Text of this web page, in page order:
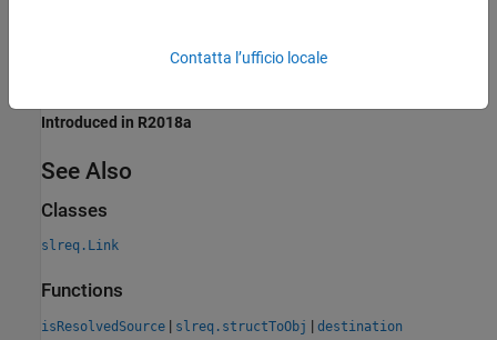
Introduced in R2018a
See Also
Classes
slreq.Link
Functions
isResolvedSource | slreq.structToObj | destination
Contatta l’ufficio locale